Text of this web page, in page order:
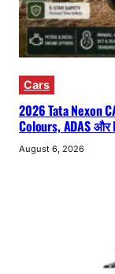
Cars
2026 Tata Nexon
Colours, ADAS
August 6, 2026